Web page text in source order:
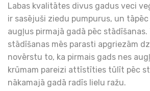
Labas kvalitātes divus gadus veci
ir sasējuši ziedu pumpurus, un
augļus pirmajā gadā pēc stādīšanas.
stādīšanas mēs parasti apgriezām
novērstu to, ka pirmais gads nes
krūmam pareizi attīstīties tūlīt pēc
nākamajā gadā radīs lielu ražu.